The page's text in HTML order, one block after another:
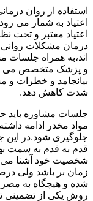
استفاده از روان
اعتیاد به شمار می
اعتیاد معتبر و تحت
درمان مشکلات روانی
اند،به همراه
و پزشک متخصص می
بیانجامد و خطرات و
شدت کاهش دهد.
جلسات مشاوره
مواد مخدر ادامه
جلوگیری شود.در این
قدم به قدم به سمت
شخصیت خود آشنا
زمان بر باشد ولی
شده و هیچگاه به
روش یکی از تضمینی